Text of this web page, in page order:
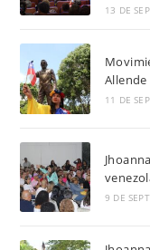
13 DE
Allende
11 DE
9 DE